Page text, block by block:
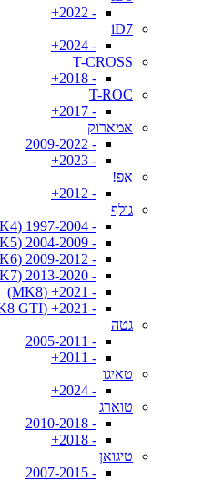
- 2022+
iD7
- 2024+
T-CROSS
- 2018+
T-ROC
- 2017+
אמארוק
- 2009-2022
- 2023+
אפ!
- 2012+
גולף
- 1997-2004 (MK4)
- 2004-2009 (MK5)
- 2009-2012 (MK6)
- 2013-2020 (MK7)
- 2021+ (MK8)
- 2021+ (MK8 GTI)
גטה
- 2005-2011
- 2011+
טאיגו
- 2024+
טוארג
- 2010-2018
- 2018+
טיגואן
- 2007-2015